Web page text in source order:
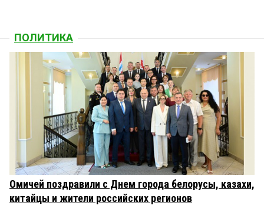
ПОЛИТИКА
Омичей поздравили с Днем города белорусы, казахи,
китайцы и жители российских регионов